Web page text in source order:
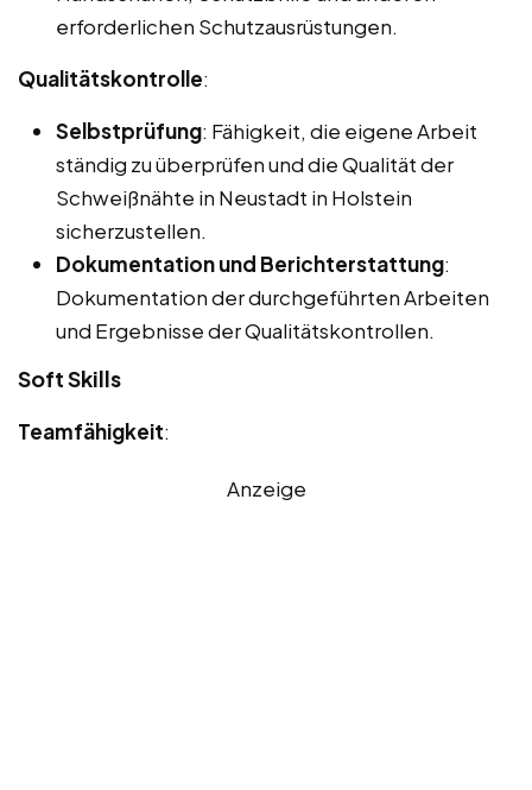
erforderlichen Schutzausrüstungen.
Qualitätskontrolle:
Selbstprüfung: Fähigkeit, die eigene Arbeit
ständig zu überprüfen und die Qualität der
Schweißnähte in Neustadt in Holstein
sicherzustellen.
Dokumentation und Berichterstattung:
Dokumentation der durchgeführten Arbeiten
und Ergebnisse der Qualitätskontrollen.
Soft Skills
Teamfähigkeit:
Anzeige